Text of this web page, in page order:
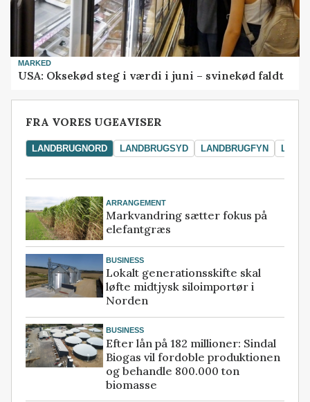
MARKED
USA: Oksekød steg i værdi i juni – svinekød faldt
FRA VORES UGEAVISER
LANDBRUGNORD LANDBRUGSYD LANDBRUGFYN
ARRANGEMENT
Markvandring sætter fokus på
elefantgræs
BUSINESS
Lokalt generationsskifte skal
løfte midtjysk siloimportør i
Norden
BUSINESS
Efter lån på 182 millioner: Sindal
Biogas vil fordoble produktionen
og behandle 800.000 ton
biomasse